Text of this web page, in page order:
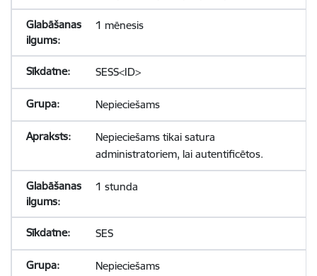
1 mēnesis
SESS<ID>
Nepieciešams
Nepieciešams tikai satura
administratoriem, lai autentificētos.
1 stunda
SES
Nepieciešams